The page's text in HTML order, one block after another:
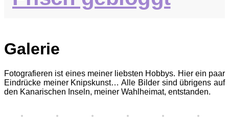
Galerie
Fotografieren ist eines meiner liebsten Hobbys. Hier ein paar
Eindrücke meiner Knipskunst… Alle Bilder sind übrigens auf
den Kanarischen Inseln, meiner Wahlheimat, entstanden.